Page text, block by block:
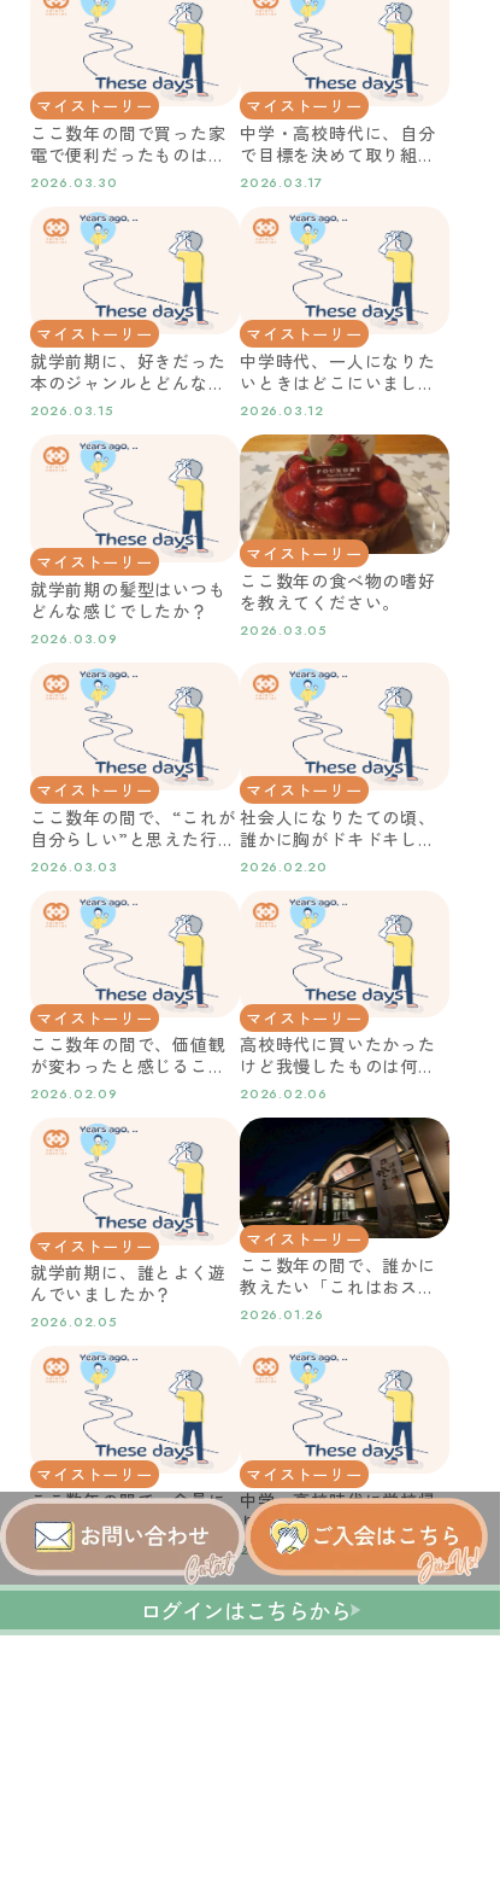
マイストーリー
ここ数年の間で買った家
電で便利だったものはあ
りますか？
2026.03.30
マイストーリー
中学・高校時代に、自分
で目標を決めて取り組ん
だことはありましたか？
2026.03.17
マイストーリー
就学前期に、好きだった
本のジャンルとどんな物
語でしたか？
2026.03.15
マイストーリー
中学時代、一人になりた
いときはどこにいました
か？
2026.03.12
マイストーリー
就学前期の髪型はいつも
どんな感じでしたか？
2026.03.09
マイストーリー
ここ数年の食べ物の嗜好
を教えてください。
2026.03.05
マイストーリー
ここ数年の間で、“これが
自分らしい”と思えた行動
はどんなことでしたか？
2026.03.03
マイストーリー
社会人になりたての頃、
誰かに胸がドキドキした
瞬間はどんなことでした
2026.02.20
マイストーリー
ここ数年の間で、価値観
が変わったと感じること
は何ですか？
2026.02.09
マイストーリー
高校時代に買いたかった
けど我慢したものは何で
すか？
2026.02.06
マイストーリー
就学前期に、誰とよく遊
んでいましたか？
2026.02.05
マイストーリー
ここ数年の間で、誰かに
教えたい「これはおスス
メ」というものやサービ
か？
2026.01.26
マイストーリー
ここ数年の間で、会員に
なった趣味やサブスクサ
ービスはどんなことでし
たか？
2026.01.23
マイストーリー
中学・高校時代に学校帰
りの寄り道の思い出を教
えてください
2026.01.18
1
ログインはこちらから